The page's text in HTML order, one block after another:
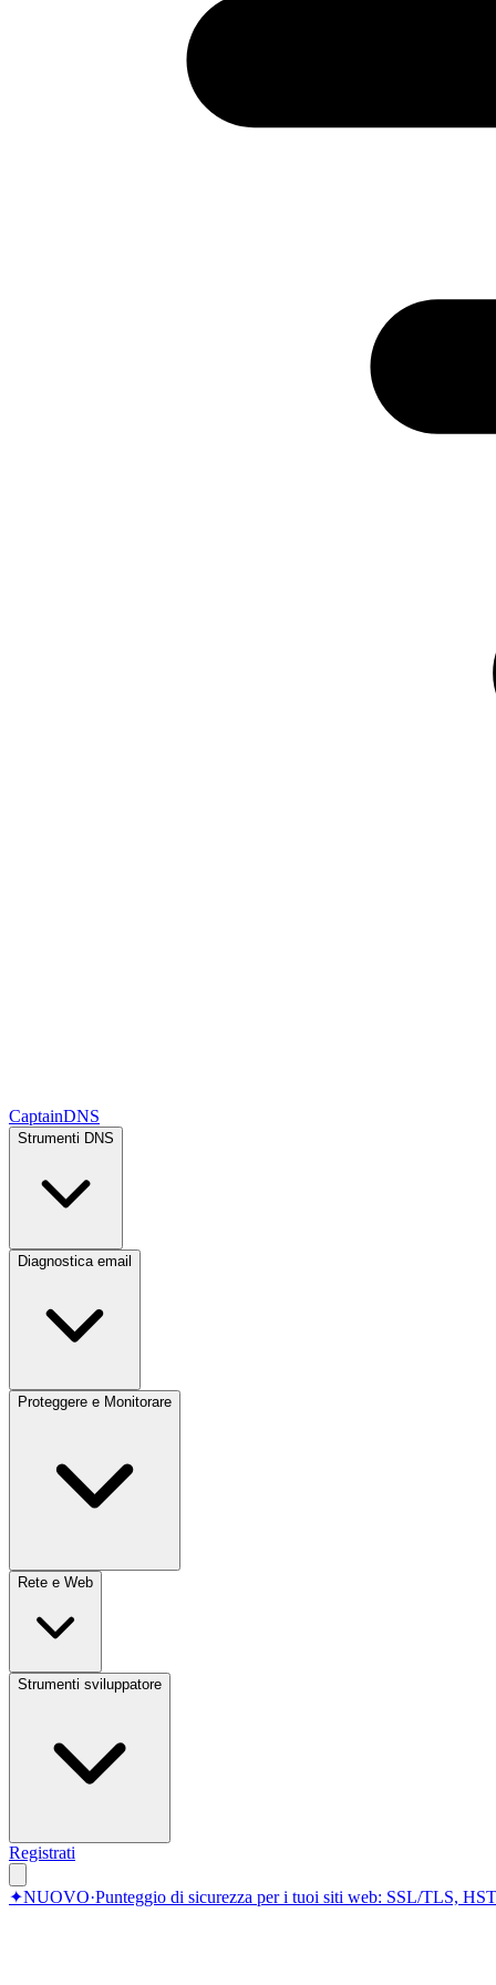
CaptainDNS
Strumenti DNS
Diagnostica email
Proteggere e Monitorare
Rete e Web
Strumenti sviluppatore
Registrati
✦NUOVO·Punteggio di sicurezza per i tuoi siti web: SSL/TLS,